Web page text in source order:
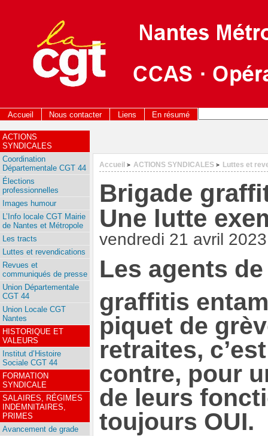
Accueil Nous contacter Liens En résumé
Accueil > ACTIONS SYNDICALES > Luttes et
Brigade
Une lutte
vendredi 21 avril 2023
Les agents
graffitis
piquet de
retraites,
contre, pour
de leurs
toujours OUI.
ACTIONS
SYNDICALES
Coordination
Départementale CGT 44
Élections
professionnelles
Images humour
L’Info locale CGT Mairie
de Nantes et Métropole
Les tracts
Luttes et revendications
Revues et
communiqués de presse
Union Départementale
CGT 44
Union Locale CGT
Nantes
HISTORIQUE ET
VALEURS
Institut d’Histoire
Sociale CGT 44
FORMATION
SYNDICALE
SALAIRES, RÉGIMES
INDEMNITAIRES,
PRIMES
Avancement de grade